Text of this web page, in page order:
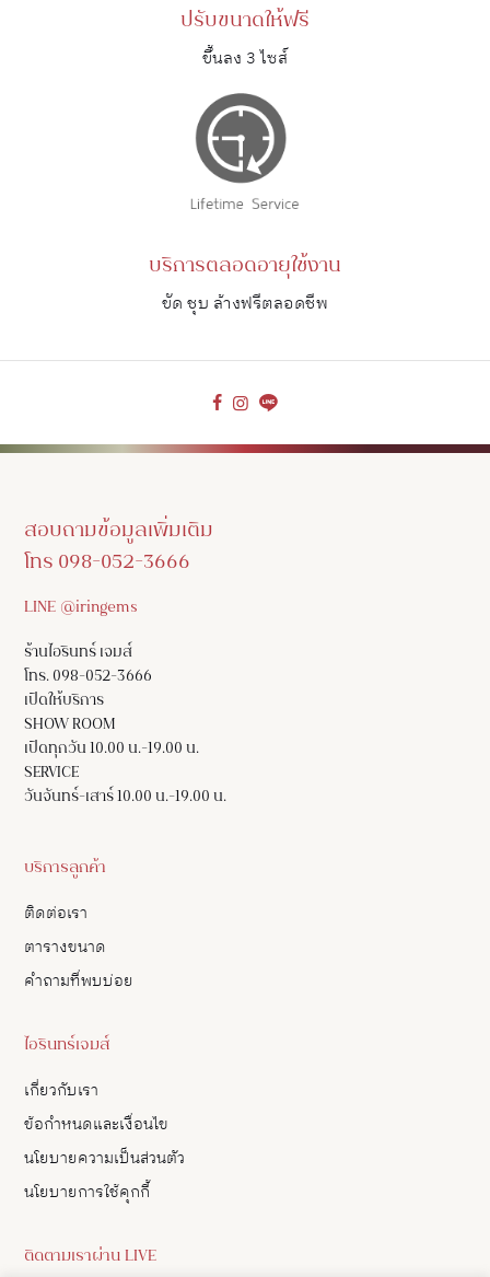
ปรับขนาดให้ฟรี
ขึ้นลง 3 ไซส์
บริการตลอดอายุใช้งาน
ขัด ชุบ ล้างฟรีตลอดชีพ
สอบถามข้อมูลเพิ่มเติม
โทร 098-052-3666
LINE @iringems
ร้านไอรินทร์ เจมส์
โทร. 098-052-3666
เปิดให้บริการ
SHOW ROOM
เปิดทุกวัน 10.00 น.-19.00 น.
SERVICE
วันจันทร์-เสาร์ 10.00 น.-19.00 น.
บริการลูกค้า
ติดต่อเรา
ตารางขนาด
คำถามที่พบบ่อย
ไอรินทร์เจมส์
เกี่ยวกับเรา
ข้อกำหนดและเงื่อนไข
นโยบายความเป็นส่วนตัว
นโยบายการใช้คุกกี้
ติดตามเราผ่าน LIVE